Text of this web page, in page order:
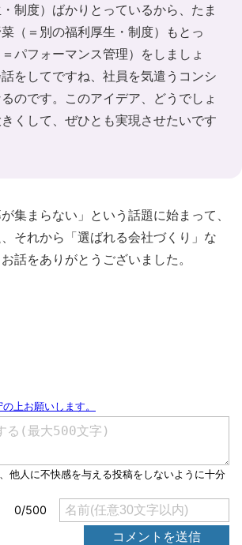
制度）ばかりとっているから、たま
（＝別の福利厚生・制度）もとっ
パフォーマンス管理）をしましょ
をしてですね、社員を気遣うコンシ
のです。このアイデア、どうでしょ
くして、ぜひとも実現させたいです
まらない」という話題に始まって、
それから「選ばれる会社づくり」な
話をありがとうございました。